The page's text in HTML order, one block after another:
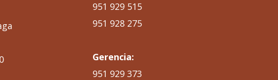
951 929 515
951 928 275
Gerencia:
951 929 373